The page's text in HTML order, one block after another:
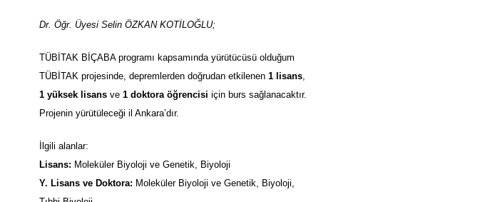
Dr. Öğr. Üyesi Selin ÖZKAN KOTİLOĞLU;
TÜBİTAK BİÇABA programı kapsamında yürütücüsü olduğum
TÜBİTAK projesinde, depremlerden doğrudan etkilenen 1 lisans,
1 yüksek lisansve 1 doktora öğrencisi için burs sağlanacaktır.
Projenin yürütüleceği il Ankara’dır.
İlgili alanlar:
Lisans: Moleküler Biyoloji ve Genetik, Biyoloji
Y. Lisans ve Doktora: Moleküler Biyoloji ve Genetik, Biyoloji,